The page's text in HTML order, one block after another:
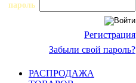
пароль
Регистрация
Забыли свой пароль?
РАСПРОДАЖА